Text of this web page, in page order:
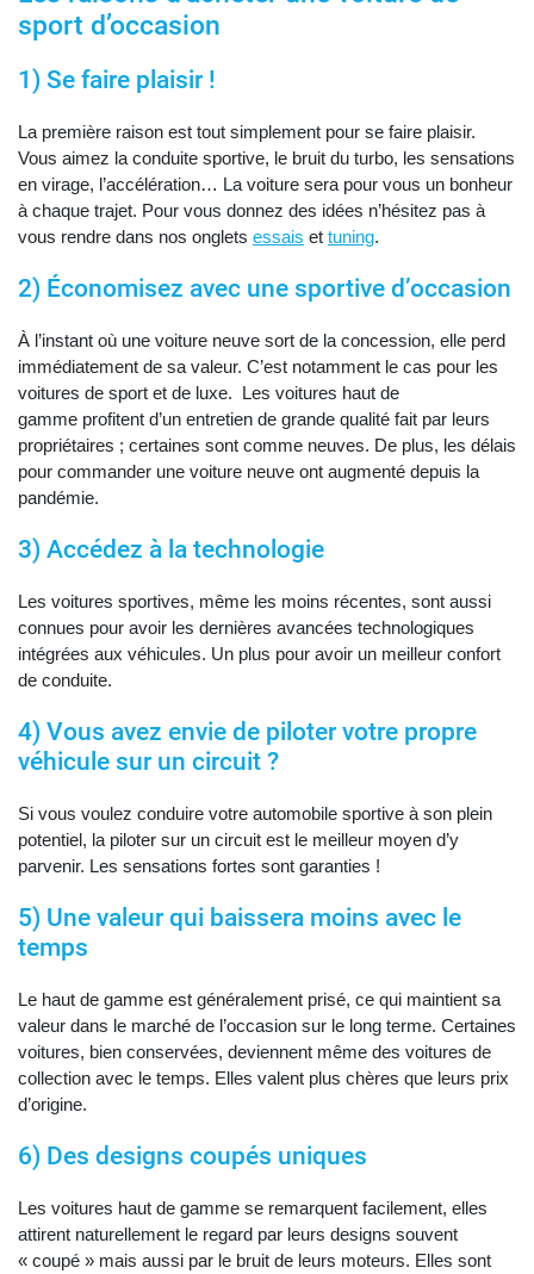
sport d’occasion
1) Se faire plaisir !
La première raison est tout simplement pour se faire plaisir.
Vous aimez la conduite sportive, le bruit du turbo, les sensations
en virage, l’accélération… La voiture sera pour vous un bonheur
à chaque trajet. Pour vous donnez des idées n’hésitez pas à
vous rendre dans nos onglets essais et tuning.
2) Économisez avec une sportive d’occasion
À l’instant où une voiture neuve sort de la concession, elle perd
immédiatement de sa valeur. C’est notamment le cas pour les
voitures de sport et de luxe. Les voitures haut de
gamme profitent d’un entretien de grande qualité fait par leurs
propriétaires ; certaines sont comme neuves. De plus, les délais
pour commander une voiture neuve ont augmenté depuis la
pandémie.
3) Accédez à la technologie
Les voitures sportives, même les moins récentes, sont aussi
connues pour avoir les dernières avancées technologiques
intégrées aux véhicules. Un plus pour avoir un meilleur confort
de conduite.
4) Vous avez envie de piloter votre propre
véhicule sur un circuit ?
Si vous voulez conduire votre automobile sportive à son plein
potentiel, la piloter sur un circuit est le meilleur moyen d’y
parvenir. Les sensations fortes sont garanties !
5) Une valeur qui baissera moins avec le
temps
Le haut de gamme est généralement prisé, ce qui maintient sa
valeur dans le marché de l’occasion sur le long terme. Certaines
voitures, bien conservées, deviennent même des voitures de
collection avec le temps. Elles valent plus chères que leurs prix
d’origine.
6) Des designs coupés uniques
Les voitures haut de gamme se remarquent facilement, elles
attirent naturellement le regard par leurs designs souvent
« coupé » mais aussi par le bruit de leurs moteurs. Elles sont